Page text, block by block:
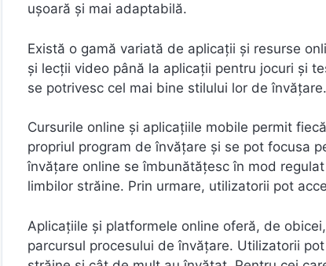
ușoară și mai adaptabilă.
Există o gamă variată de aplicații și resurse
și lecții video până la aplicații pentru jocuri și
se potrivesc cel mai bine stilului lor de învățare.
Cursurile online și aplicațiile mobile permit
propriul program de învățare și se pot focusa
învățare online se îmbunătățesc în mod
limbilor străine. Prin urmare, utilizatorii pot
Aplicațiile și platformele online oferă, de
parcursul procesului de învățare. Utilizatorii